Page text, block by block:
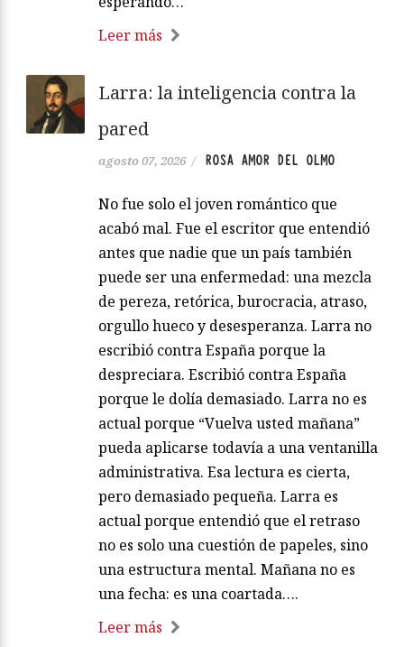
Leer más
Larra: la inteligencia contra la
pared
agosto 07, 2026 / ROSA AMOR DEL OLMO
No fue solo el joven romántico que
acabó mal. Fue el escritor que entendió
antes que nadie que un país también
puede ser una enfermedad: una mezcla
de pereza, retórica, burocracia, atraso,
orgullo hueco y desesperanza. Larra no
escribió contra España porque la
despreciara. Escribió contra España
porque le dolía demasiado. Larra no es
actual porque “Vuelva usted mañana”
pueda aplicarse todavía a una ventanilla
administrativa. Esa lectura es cierta,
pero demasiado pequeña. Larra es
actual porque entendió que el retraso
no es solo una cuestión de papeles, sino
una estructura mental. Mañana no es
una fecha: es una coartada….
Leer más